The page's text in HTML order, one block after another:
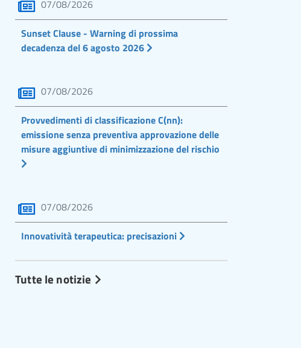
07/08/2026
Sunset Clause - Warning di prossima
decadenza del 6 agosto 2026
07/08/2026
Provvedimenti di classificazione C(nn):
emissione senza preventiva approvazione delle
misure aggiuntive di minimizzazione del rischio
07/08/2026
Innovatività terapeutica: precisazioni
Tutte le notizie